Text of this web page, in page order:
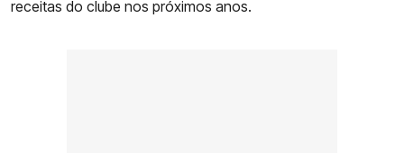
receitas do clube nos próximos anos.